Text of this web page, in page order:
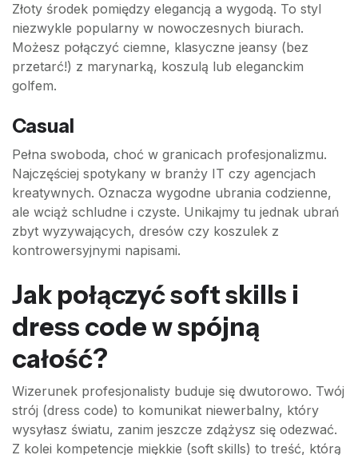
Złoty środek pomiędzy elegancją a wygodą. To styl
niezwykle popularny w nowoczesnych biurach.
Możesz połączyć ciemne, klasyczne jeansy (bez
przetarć!) z marynarką, koszulą lub eleganckim
golfem.
Casual
Pełna swoboda, choć w granicach profesjonalizmu.
Najczęściej spotykany w branży IT czy agencjach
kreatywnych. Oznacza wygodne ubrania codzienne,
ale wciąż schludne i czyste. Unikajmy tu jednak ubrań
zbyt wyzywających, dresów czy koszulek z
kontrowersyjnymi napisami.
Jak połączyć soft skills i
dress code w spójną
całość?
Wizerunek profesjonalisty buduje się dwutorowo. Twój
strój (dress code) to komunikat niewerbalny, który
wysyłasz światu, zanim jeszcze zdążysz się odezwać.
Z kolei kompetencje miękkie (soft skills) to treść, którą